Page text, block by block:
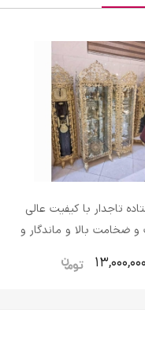
تاجدار با کیفیت عالی
و ضخامت بالا و ماندگار و
13,000,000